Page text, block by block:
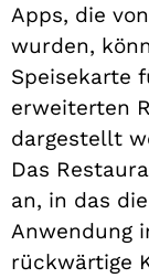
Apps, die
wurden,
Speisekarte
erweiterten
dargestellt
Das
an, in das
Anwendung
rückwärtige